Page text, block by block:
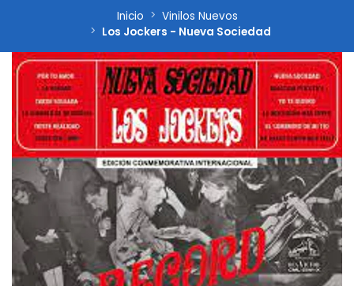
Inicio
Vinilos Nuevos
Los Jockers - Nueva Sociedad